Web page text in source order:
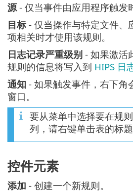
源 - 仅当事件由应用程序触发
目标 - 仅当操作与特定文件、
项相关时才使用该规则。
日志记录严重级别 - 如果激活
规则的信息将写入到 HIPS 日
通知 - 如果触发事件，右下角
窗口。
要从菜单中选择要在规
列，请右键单击表的标题
控件元素
添加 - 创建一个新规则。